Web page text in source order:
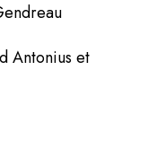
Antonius et